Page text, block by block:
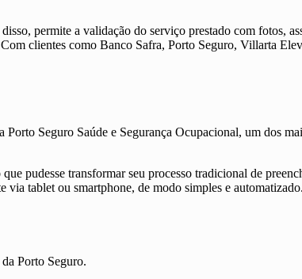
permite a validação do serviço prestado com fotos,
clientes como Banco Safra, Porto Seguro, Villarta
Seguro Saúde e Segurança Ocupacional, um dos
pudesse transformar seu processo tradicional de
via tablet ou smartphone, de modo simples e automatizado.
Porto Seguro.